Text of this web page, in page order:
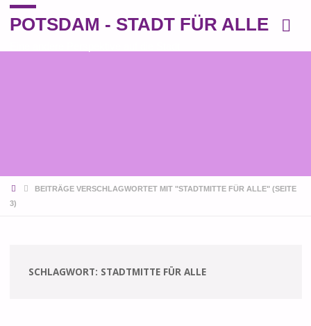
POTSDAM - STADT FÜR ALLE
STARTBEITRÄGE VERSCHLAGWORTET MIT "STADTMITTE FÜR ALLE"(SEITE
3)
SCHLAGWORT: STADTMITTE FÜR ALLE